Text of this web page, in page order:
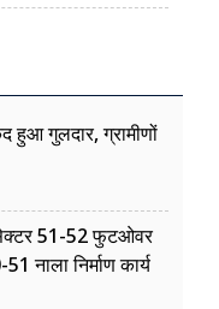
हुआ गुलदार, ग्रामीणों
51-52 फुटओवर
नाला निर्माण कार्य